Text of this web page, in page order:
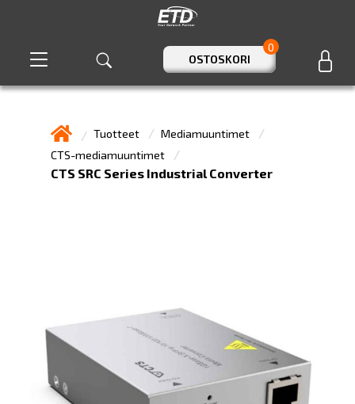
OSTOSKORI
0
Tuotteet
Mediamuuntimet
CTS-mediamuuntimet
CTS SRC Series Industrial Converter